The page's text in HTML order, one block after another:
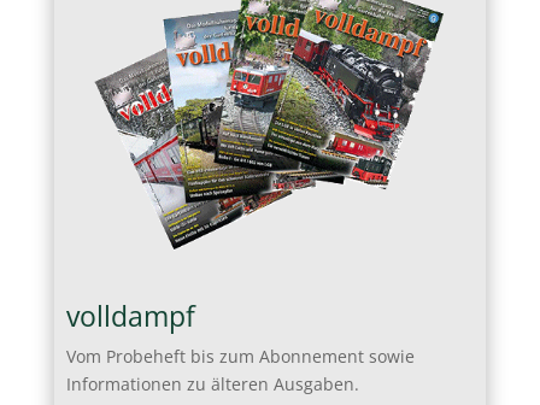
volldampf
Vom Probeheft bis zum Abonnement sowie
Informationen zu älteren Ausgaben.